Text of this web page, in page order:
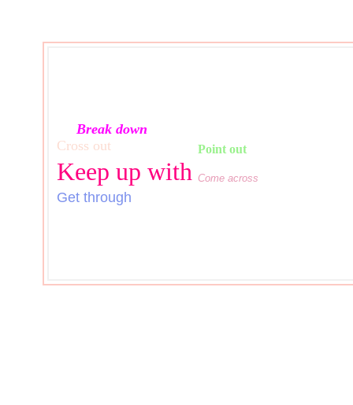
Break down
Cross out
Keep up with
Get through
Point out
Come across